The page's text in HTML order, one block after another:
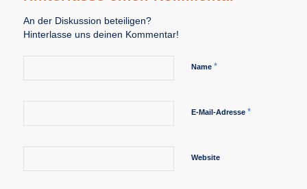
An der Diskussion beteiligen?
Hinterlasse uns deinen Kommentar!
Name *
E-Mail-Adresse *
Website